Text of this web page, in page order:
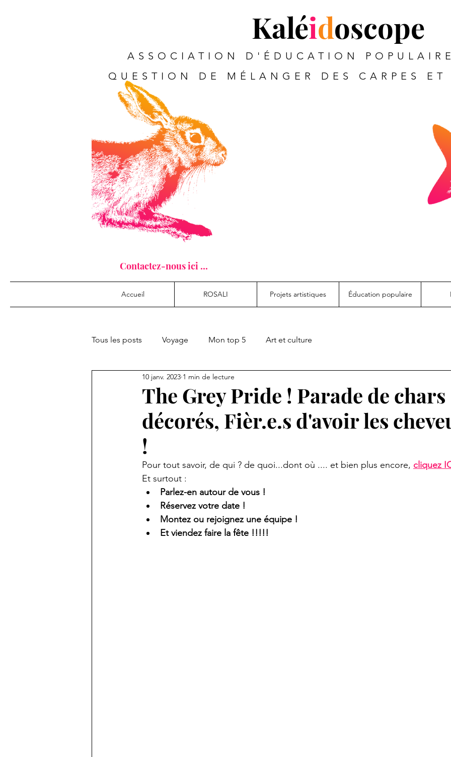
Kaléidoscope
ASSOCIATION D'ÉDUCATION
QUESTION DE MÉLANGER DES CARPES
Contactez-nous ici ...
Accueil ROSALI Projets artistiques Éducation populaire
Tous les posts Voyage Mon top 5 Art et culture
The Grey Pride ! Parade de chars
décorés, Fièr.e.s d'avoir les
!
10 janv. 2023 1 min de lecture
Pour tout savoir, de qui ? de quoi...dont où .... et bien plus encore, cliquez
Et surtout :
Parlez-en autour de vous !
Réservez votre date !
Montez ou rejoignez une équipe !
Et viendez faire la fête !!!!!